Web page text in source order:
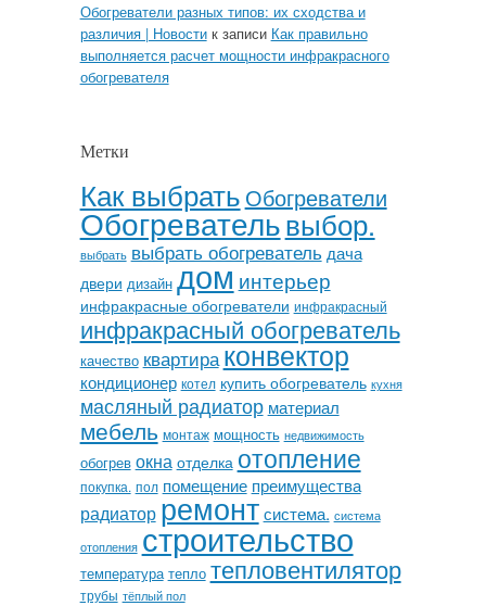
Обогреватели разных типов: их сходства и
различия | Новостик записи Как правильно
выполняется расчет мощности инфракрасного
обогревателя
Метки
Как выбрать Обогреватели
Обогревательвыбор.
выбрать выбрать обогреватель дача
двери дизайн дом интерьер
инфракрасные обогреватели инфракрасный
инфракрасный обогреватель
качество квартираконвектор
кондиционер котел купить обогреватель кухня
масляный радиатор материал
мебель монтаж мощность недвижимость
обогрев окна отделка отопление
покупка. пол помещение преимущества
радиатор ремонт система. система
отопления строительство
температура тепло тепловентилятор
трубы тёплый пол